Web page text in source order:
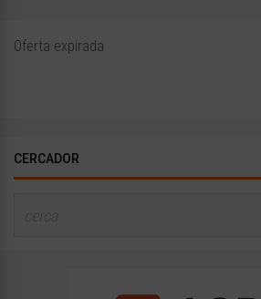
Oferta expirada
CERCADOR